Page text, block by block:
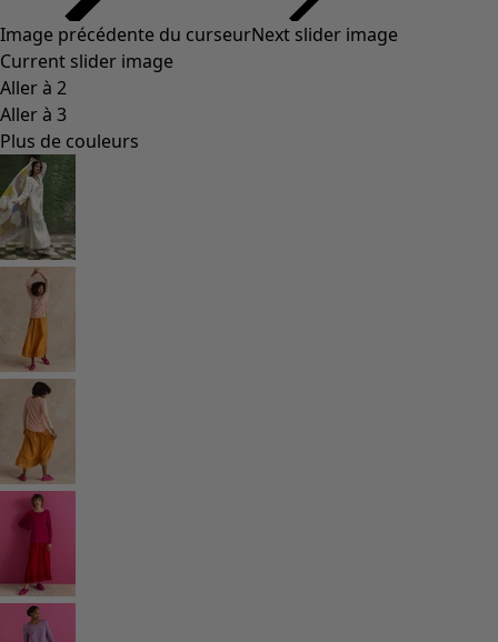
Image précédente du curseurNext slider image
Current slider image
Aller à 2
Aller à 3
Plus de couleurs